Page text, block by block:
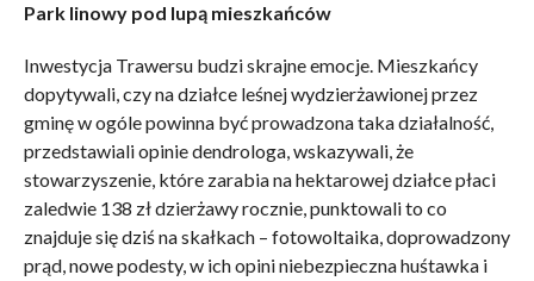
Park linowy pod lupą mieszkańców
Inwestycja Trawersu budzi skrajne emocje. Mieszkańcy
dopytywali, czy na działce leśnej wydzierżawionej przez
gminę w ogóle powinna być prowadzona taka działalność,
przedstawiali opinie dendrologa, wskazywali, że
stowarzyszenie, które zarabia na hektarowej działce płaci
zaledwie 138 zł dzierżawy rocznie, punktowali to co
znajduje się dziś na skałkach – fotowoltaika, doprowadzony
prąd, nowe podesty, w ich opini niebezpieczna huśtawka i